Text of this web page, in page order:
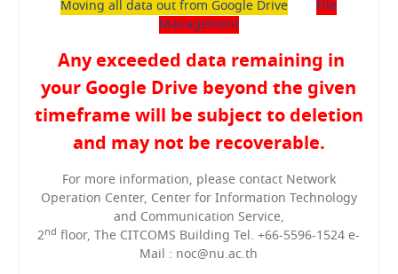
Moving all data out from Google Drive
File
Management
Any exceeded data remaining in
your Google Drive beyond the given
timeframe will be subject to deletion
and may not be recoverable.
For more information, please contact Network
Operation Center, Center for Information Technology
and Communication Service,
2nd floor, The CITCOMS Building Tel. +66-5596-1524 e-
Mail : noc@nu.ac.th